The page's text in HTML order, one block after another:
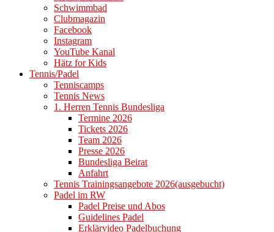
Schwimmbad
Clubmagazin
Facebook
Instagram
YouTube Kanal
Hätz for Kids
Tennis/Padel
Tenniscamps
Tennis News
1. Herren Tennis Bundesliga
Termine 2026
Tickets 2026
Team 2026
Presse 2026
Bundesliga Beirat
Anfahrt
Tennis Trainingsangebote 2026(ausgebucht)
Padel im RW
Padel Preise und Abos
Guidelines Padel
Erklärvideo Padelbuchung